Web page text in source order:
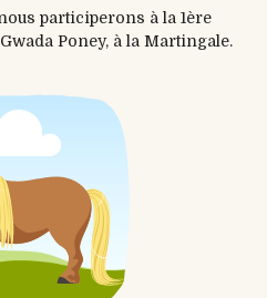
participerons à la 1ère
Poney, à la Martingale.